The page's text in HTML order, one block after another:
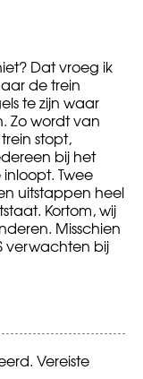
Dat vroeg ik
de trein
te zijn waar
Zo wordt van
stopt,
bij het
Twee
uitstappen heel
Kortom, wij
Misschien
verwachten bij
Vereiste